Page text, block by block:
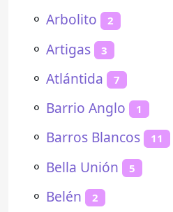
⚬ Arbolito 2
⚬ Artigas 3
⚬ Atlántida 7
⚬ Barrio Anglo 1
⚬ Barros Blancos 11
⚬ Bella Unión 5
⚬ Belén 2